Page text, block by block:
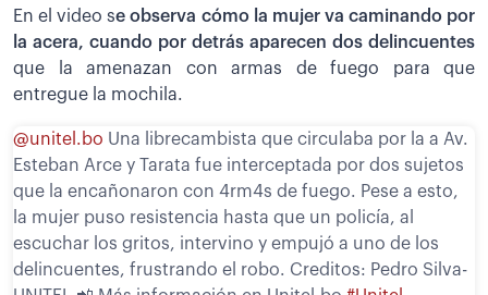
En el video se observa cómo la mujer va caminando por
la acera, cuando por detrás aparecen dos delincuentes
que la amenazan con armas de fuego para que
entregue la mochila.
@unitel.bo Una librecambista que circulaba por la a Av.
Esteban Arce y Tarata fue interceptada por dos sujetos
que la encañonaron con 4rm4s de fuego. Pese a esto,
la mujer puso resistencia hasta que un policía, al
escuchar los gritos, intervino y empujó a uno de los
delincuentes, frustrando el robo. Creditos: Pedro Silva-